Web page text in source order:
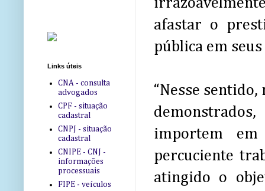
afastar o
pública em
“Nesse
importem
percuciente
atingido o
Links úteis
CNA - consulta
advogados
CPF - situação
cadastral
CNPJ - situação
cadastral
CNIPE - CNJ -
informações
processuais
FIPE - veículos